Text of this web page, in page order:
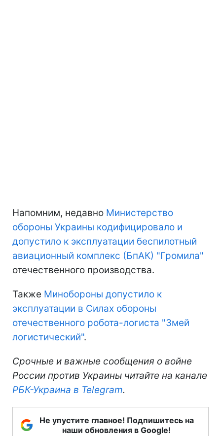
Напомним, недавно Министерство
обороны Украины кодифицировало и
допустило к эксплуатации беспилотный
авиационный комплекс (БпАК) "Громила"
отечественного производства.
Также Минобороны допустило к
эксплуатации в Силах обороны
отечественного робота-логиста "Змей
логистический".
Срочные и важные сообщения о войне
России против Украины читайте на канале
РБК-Украина в Telegram.
Не упустите главное! Подпишитесь на
наши обновления в Google!